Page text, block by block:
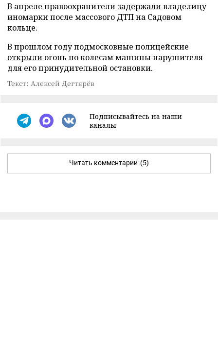
В апреле правоохранители задержаливладелицу
иномарки после массового ДТП на Садовом
кольце.
В прошлом году подмосковные полицейские
открыли огонь по колесам машины нарушителя
для его принудительной остановки.
Текст: Алексей Дегтярёв
Подписывайтесь на наши
каналы
Читать комментарии (5)